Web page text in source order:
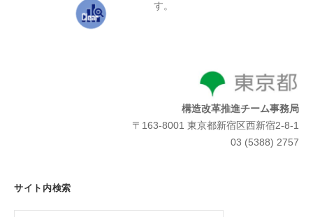
す。
構造改革推進チーム事務局
〒163-8001 東京都新宿区西新宿2-8-1
03 (5388) 2757
サイト内検索